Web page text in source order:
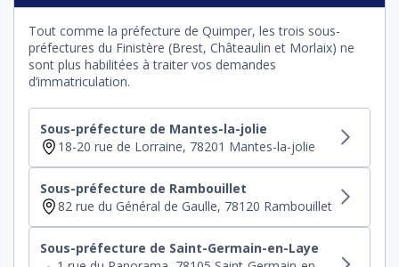
Tout comme la préfecture de Quimper, les trois sous-
préfectures du Finistère (Brest, Châteaulin et Morlaix) ne
sont plus habilitées à traiter vos demandes
d’immatriculation.
Sous-préfecture de Mantes-la-jolie
18-20 rue de Lorraine, 78201 Mantes-la-jolie
Sous-préfecture de Rambouillet
82 rue du Général de Gaulle, 78120 Rambouillet
Sous-préfecture de Saint-Germain-en-Laye